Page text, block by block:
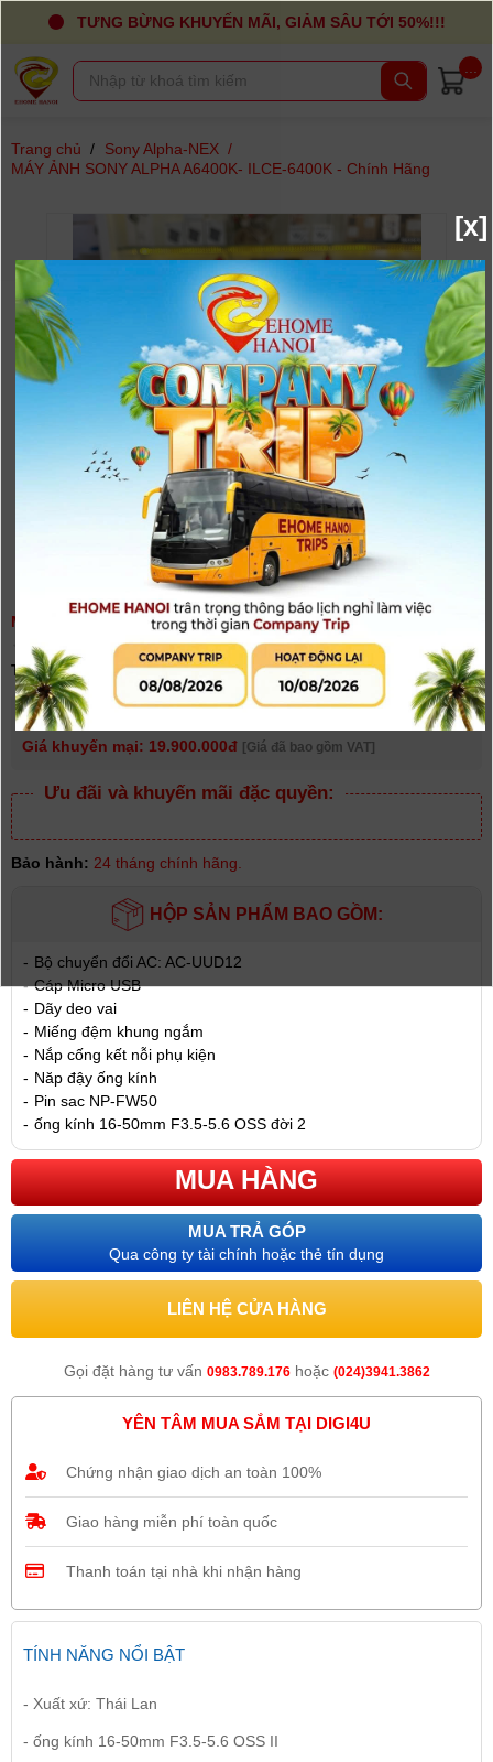
TƯNG BỪNG KHUYẾN MÃI, GIẢM SÂU TỚI 50%!!!
Trang chủ / Sony Alpha-NEX /
MÁY ẢNH SONY ALPHA A6400K- ILCE-6400K - Chính Hãng
MÁY ẢNH SONY ALPHA A6400K- ILCE-6400K - CHÍNH HÃNG
(0người đánh giá)
Tình trạng:
Có hàng
Giá niêm yết:
Giá khuyến mại: 19.900.000đ [Giá đã bao gồm VAT]
Ưu đãi và khuyến mãi đặc quyền:
Bảo hành: 24 tháng chính hãng.
HỘP SẢN PHẨM BAO GỒM:
- Bộ chuyển đổi AC: AC-UUD12
- Cáp Micro USB
- Dãy deo vai
- Miếng đệm khung ngắm
- Nắp cống kết nỗi phụ kiện
- Năp đậy ống kính
- Pin sac NP-FW50
- ống kính 16-50mm F3.5-5.6 OSS đời 2
MUA HÀNG
MUA TRẢ GÓP
Qua công ty tài chính hoặc thẻ tín dụng
LIÊN HỆ CỬA HÀNG
Gọi đặt hàng tư vấn 0983.789.176hoặc (024)3941.3862
YÊN TÂM MUA SẮM TẠI DIGI4U
Chứng nhận giao dịch an toàn 100%
Giao hàng miễn phí toàn quốc
Thanh toán tại nhà khi nhận hàng
TÍNH NĂNG NỔI BẬT
- Xuất xứ: Thái Lan
- ống kính 16-50mm F3.5-5.6 OSS II
[x]